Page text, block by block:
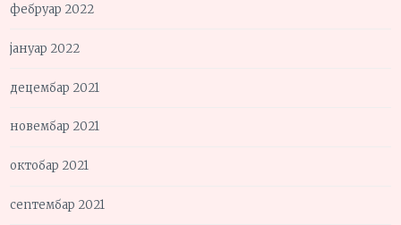
фебруар 2022
јануар 2022
децембар 2021
новембар 2021
октобар 2021
септембар 2021